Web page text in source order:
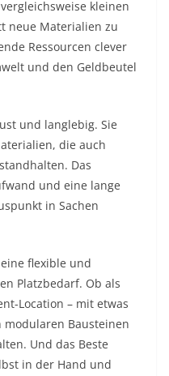
kleinen
neue Materialien zu
Ressourcen clever
und den Geldbeutel
und langlebig. Sie
die auch
Das
und eine lange
in Sachen
flexible und
Platzbedarf. Ob als
Location – mit etwas
modularen Bausteinen
Und das Beste
in der Hand und